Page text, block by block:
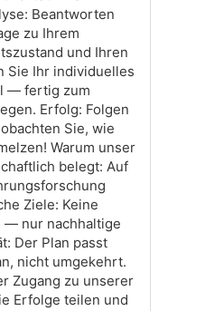
Beantworten
zu Ihrem
und Ihren
Sie Ihr individuelles
— fertig zum
Erfolg: Folgen
Sie, wie
Warum unser
belegt: Auf
Ziele: Keine
— nur nachhaltige
Der Plan passt
nicht umgekehrt.
Zugang zu unserer
Erfolge teilen und